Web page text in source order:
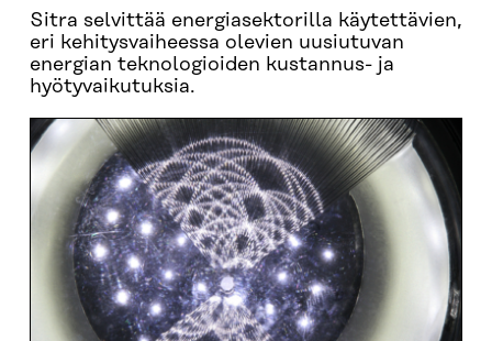
Sitra selvittää energiasektorilla käytettävien,
eri kehitysvaiheessa olevien uusiutuvan
energian teknologioiden kustannus- ja
hyötyvaikutuksia.